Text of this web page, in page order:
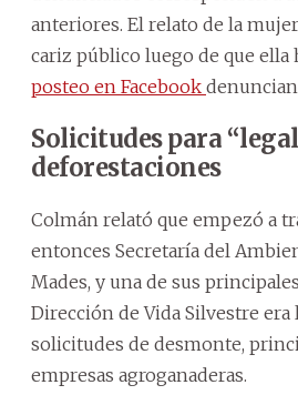
anteriores. El relato de la
cariz público luego de que ella
posteo en Facebook
Solicitudes para
deforestaciones
Colmán relató que empezó a
entonces Secretaría del
Mades, y una de sus
Dirección de Vida Silvestre era
solicitudes de desmonte,
empresas agroganaderas.